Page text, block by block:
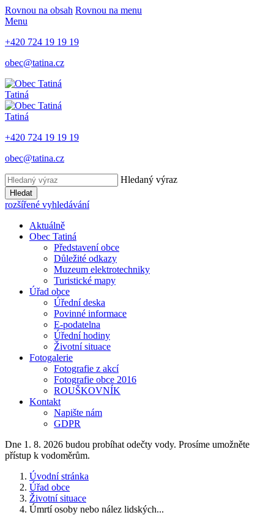
Rovnou na obsah Rovnou na menu
Menu
+420 724 19 19 19
obec@tatina.cz
Tatiná
Tatiná
+420 724 19 19 19
obec@tatina.cz
Hledaný výraz
Hledat
rozšířené vyhledávání
Aktuálně
Obec Tatiná
Představení obce
Důležité odkazy
Muzeum elektrotechniky
Turistické mapy
Úřad obce
Úřední deska
Povinné informace
E-podatelna
Úřední hodiny
Životní situace
Fotogalerie
Fotografie z akcí
Fotografie obce 2016
ROUŠKOVNÍK
Kontakt
Napište nám
GDPR
Dne 1. 8. 2026 budou probíhat odečty vody. Prosíme umožněte
přístup k vodoměrům.
Úvodní stránka
Úřad obce
Životní situace
Úmrtí osoby nebo nález lidských...